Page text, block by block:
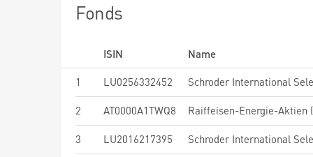
Fonds
ISIN
Name
1
LU0256332452
2 AT0000A1TWQ8 Raiffeisen-Energie-Aktien
3 LU2016217395